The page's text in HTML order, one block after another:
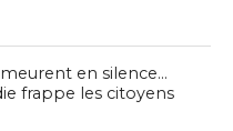
en silence…
frappe les citoyens